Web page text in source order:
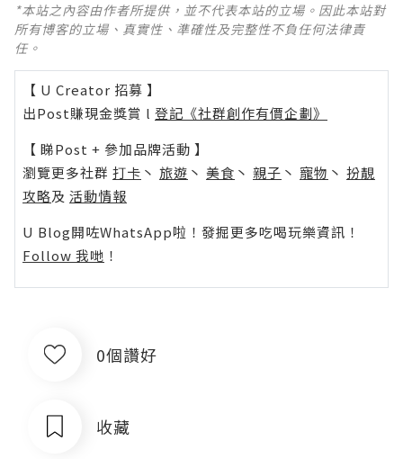
*本站之內容由作者所提供，並不代表本站的立場。因此本站對
所有博客的立場、真實性、準確性及完整性不負任何法律責
任。
【 U Creator 招募 】
出Post賺現金獎賞 l 登記《社群創作有價企劃》
【 睇Post + 參加品牌活動 】
瀏覽更多社群 打卡 丶 旅遊 丶 美食 丶 親子 丶 寵物 丶 扮靚
攻略及 活動情報
U Blog開咗WhatsApp啦！發掘更多吃喝玩樂資訊！
Follow 我哋 ！
0個讚好
收藏